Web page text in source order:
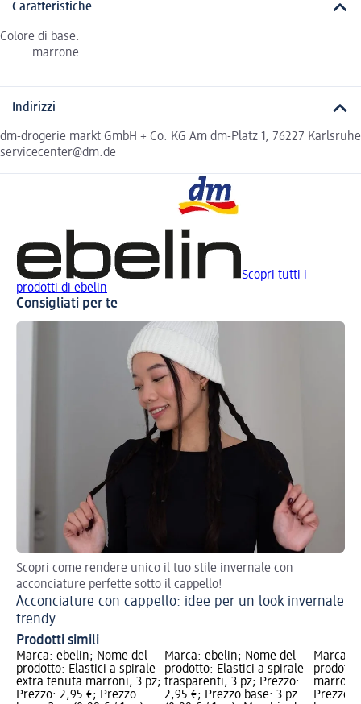
Caratteristiche
Colore di base:
marrone
Indirizzi
dm-drogerie markt GmbH + Co. KG Am dm-Platz 1, 76227 Karlsruhe
servicecenter@dm.de
Scopri tutti i
prodotti di ebelin
Consigliati per te
Scopri come rendere unico il tuo stile invernale con
acconciature perfette sotto il cappello!
Acconciature con cappello: idee per un look invernale
trendy
Prodotti simili
Marca: ebelin; Nome del
prodotto: Elastici a spirale
extra tenuta marroni, 3 pz;
Prezzo: 2,95 €; Prezzo
Marca: ebelin; Nome del
prodotto: Elastici a spirale
trasparenti, 3 pz; Prezzo:
2,95 €; Prezzo base: 3 pz
Marca:
marroni
Prezzo: